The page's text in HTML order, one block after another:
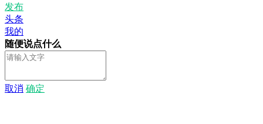
发布
头条
我的
随便说点什么
取消 确定